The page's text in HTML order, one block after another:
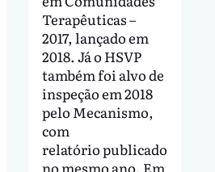
Terapêuticas –
2017, lançado em
2018. Já o HSVP
também foi alvo de
inspeção em 2018
pelo Mecanismo,
com
relatório publicado
no mesmo ano. Em